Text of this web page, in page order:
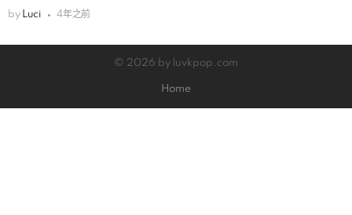
by Luci 4年之前
© 2026 by luvkpop.com
Home